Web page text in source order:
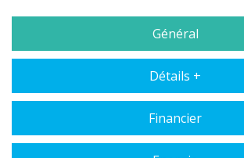
Général
Détails +
Financier